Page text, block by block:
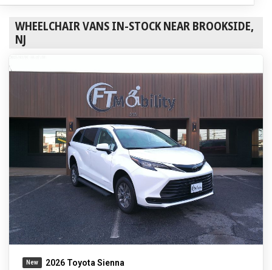
WHEELCHAIR VANS IN-STOCK NEAR BROOKSIDE,
NJ
2026 Toyota Sienna